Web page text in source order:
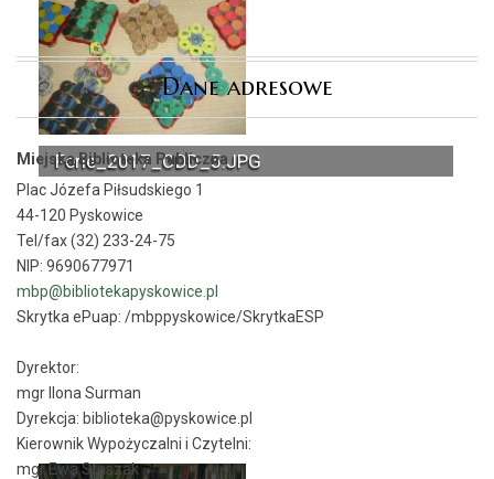
Ferie_2017_ODD_5.JPG
Dane adresowe
Miejska Biblioteka Publiczna
Plac Józefa Piłsudskiego 1
44-120 Pyskowice
Tel/fax (32) 233-24-75
NIP: 9690677971
mbp@bibliotekapyskowice.pl
Skrytka ePuap: /mbppyskowice/SkrytkaESP
Dyrektor:
mgr Ilona Surman
Dyrekcja: biblioteka@pyskowice.pl
Kierownik Wypożyczalni i Czytelni:
mgr Ewa Staszak